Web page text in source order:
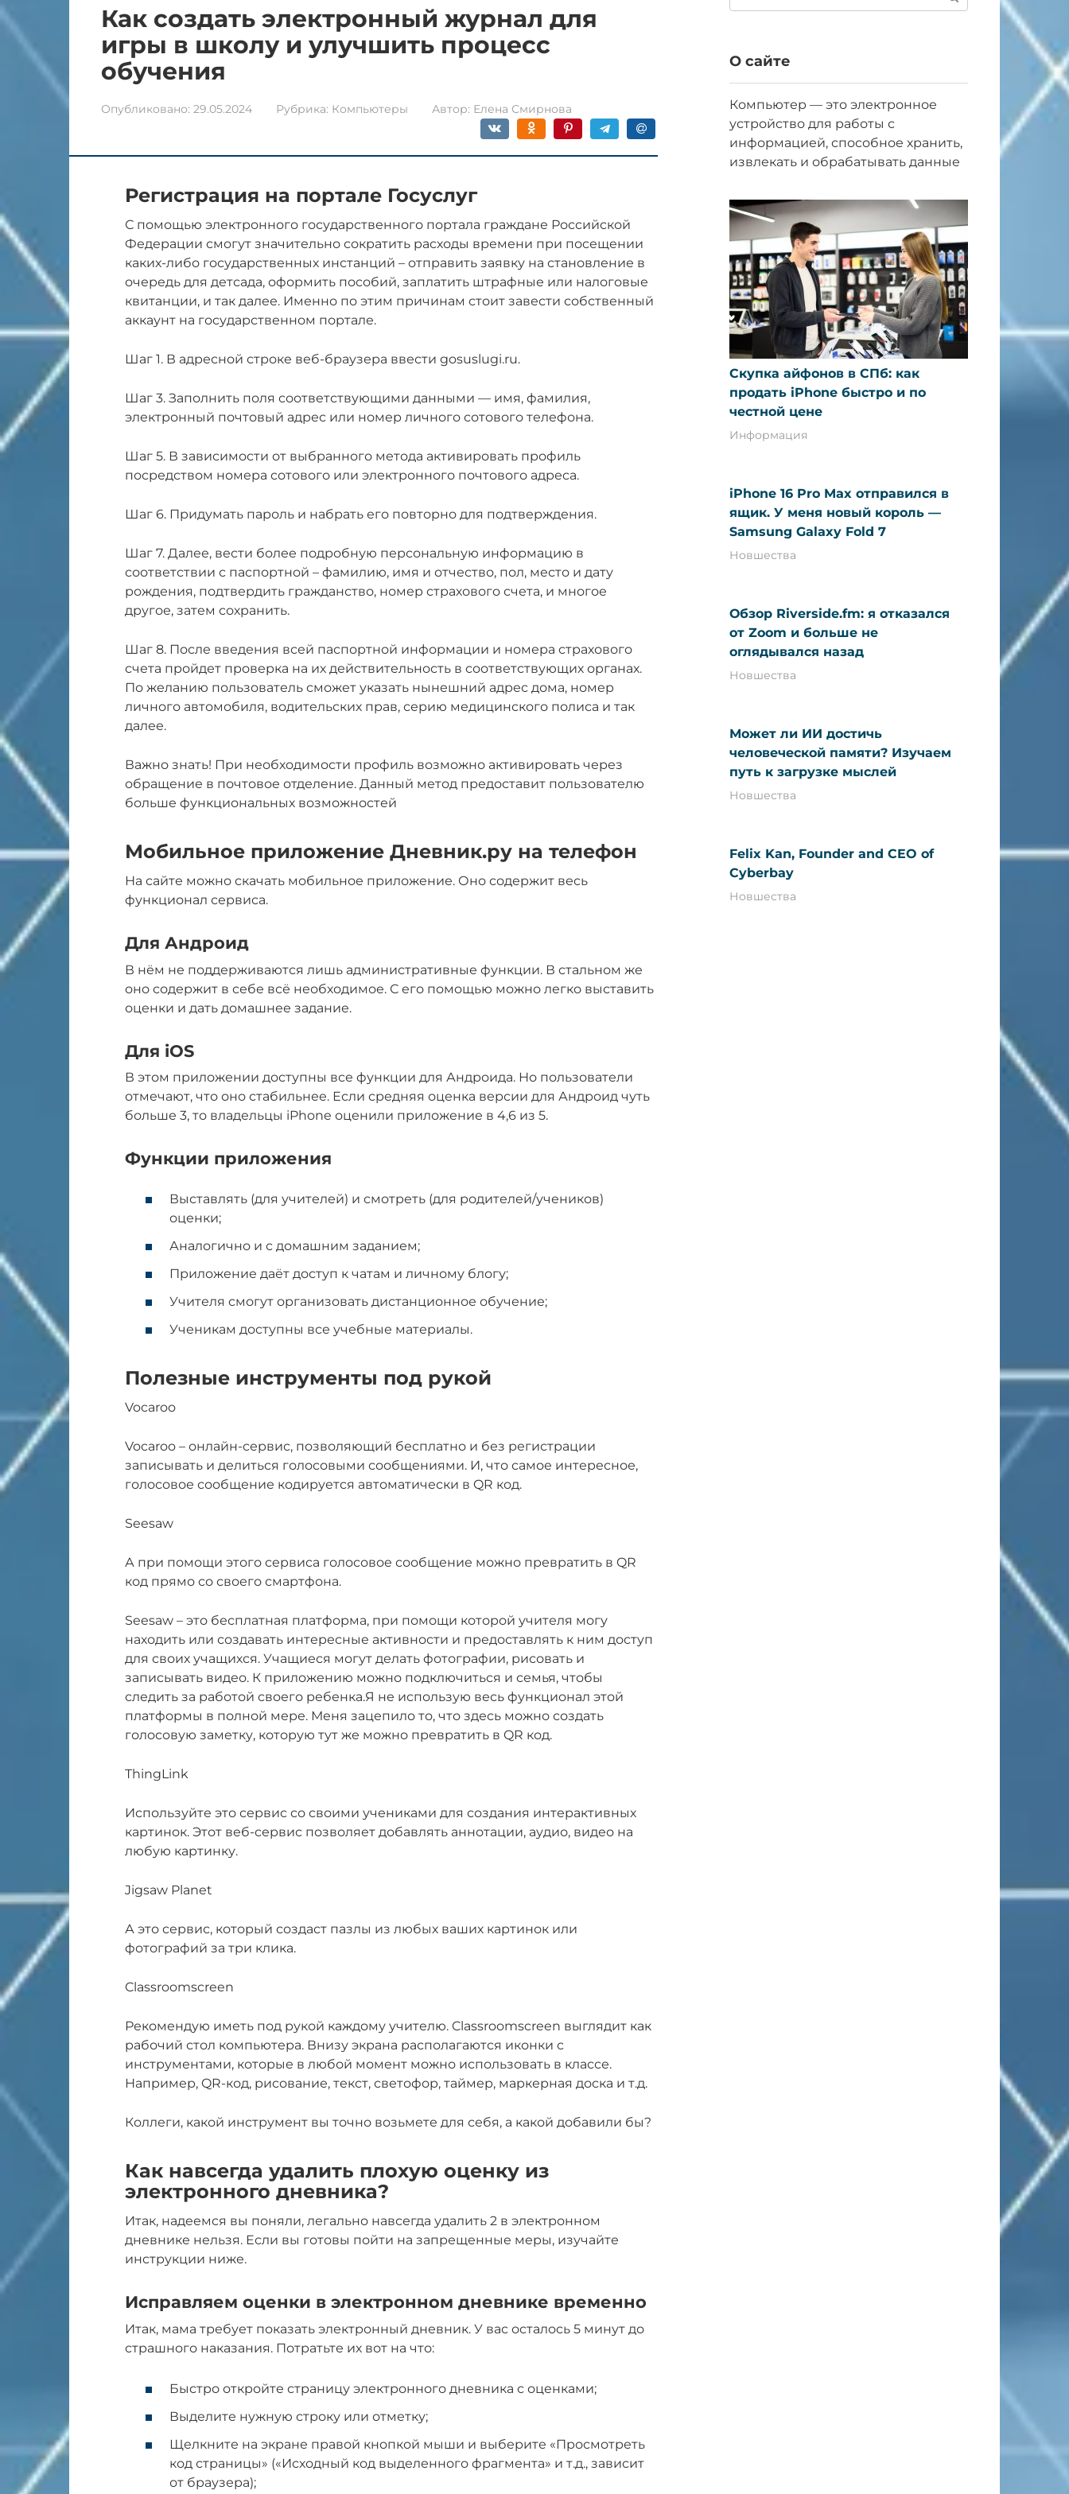
Как создать электронный журнал для
игры в школу и улучшить процесс
обучения
Опубликовано: 29.05.2024 Рубрика: Компьютеры Автор: Елена Смирнова
Регистрация на портале Госуслуг
С помощью электронного государственного портала граждане Российской
Федерации смогут значительно сократить расходы времени при посещении
каких-либо государственных инстанций – отправить заявку на становление в
очередь для детсада, оформить пособий, заплатить штрафные или налоговые
квитанции, и так далее. Именно по этим причинам стоит завести собственный
аккаунт на государственном портале.
Шаг 1. В адресной строке веб-браузера ввести gosuslugi.ru.
Шаг 3. Заполнить поля соответствующими данными — имя, фамилия,
электронный почтовый адрес или номер личного сотового телефона.
Шаг 5. В зависимости от выбранного метода активировать профиль
посредством номера сотового или электронного почтового адреса.
Шаг 6. Придумать пароль и набрать его повторно для подтверждения.
Шаг 7. Далее, вести более подробную персональную информацию в
соответствии с паспортной – фамилию, имя и отчество, пол, место и дату
рождения, подтвердить гражданство, номер страхового счета, и многое
другое, затем сохранить.
Шаг 8. После введения всей паспортной информации и номера страхового
счета пройдет проверка на их действительность в соответствующих органах.
По желанию пользователь сможет указать нынешний адрес дома, номер
личного автомобиля, водительских прав, серию медицинского полиса и так
далее.
Важно знать! При необходимости профиль возможно активировать через
обращение в почтовое отделение. Данный метод предоставит пользователю
больше функциональных возможностей
Мобильное приложение Дневник.ру на телефон
На сайте можно скачать мобильное приложение. Оно содержит весь
функционал сервиса.
Для Андроид
В нём не поддерживаются лишь административные функции. В стальном же
оно содержит в себе всё необходимое. С его помощью можно легко выставить
оценки и дать домашнее задание.
Для iOS
В этом приложении доступны все функции для Андроида. Но пользователи
отмечают, что оно стабильнее. Если средняя оценка версии для Андроид чуть
больше 3, то владельцы iPhone оценили приложение в 4,6 из 5.
Функции приложения
Выставлять (для учителей) и смотреть (для родителей/учеников)
оценки;
Аналогично и с домашним заданием;
Приложение даёт доступ к чатам и личному блогу;
Учителя смогут организовать дистанционное обучение;
Ученикам доступны все учебные материалы.
Полезные инструменты под рукой
Vocaroo
Vocaroo – онлайн-сервис, позволяющий бесплатно и без регистрации
записывать и делиться голосовыми сообщениями. И, что самое интересное,
голосовое сообщение кодируется автоматически в QR код.
Seesaw
А при помощи этого сервиса голосовое сообщение можно превратить в QR
код прямо со своего смартфона.
Seesaw – это бесплатная платформа, при помощи которой учителя могу
находить или создавать интересные активности и предоставлять к ним доступ
для своих учащихся. Учащиеся могут делать фотографии, рисовать и
записывать видео. К приложению можно подключиться и семья, чтобы
следить за работой своего ребенка.Я не использую весь функционал этой
платформы в полной мере. Меня зацепило то, что здесь можно создать
голосовую заметку, которую тут же можно превратить в QR код.
ThingLink
Используйте это сервис со своими учениками для создания интерактивных
картинок. Этот веб-сервис позволяет добавлять аннотации, аудио, видео на
любую картинку.
Jigsaw Planet
А это сервис, который создаст пазлы из любых ваших картинок или
фотографий за три клика.
Classroomscreen
Рекомендую иметь под рукой каждому учителю. Classroomscreen выглядит как
рабочий стол компьютера. Внизу экрана располагаются иконки с
инструментами, которые в любой момент можно использовать в классе.
Например, QR-код, рисование, текст, светофор, таймер, маркерная доска и т.д.
Коллеги, какой инструмент вы точно возьмете для себя, а какой добавили бы?
Как навсегда удалить плохую оценку из
электронного дневника?
Итак, надеемся вы поняли, легально навсегда удалить 2 в электронном
дневнике нельзя. Если вы готовы пойти на запрещенные меры, изучайте
инструкции ниже.
Исправляем оценки в электронном дневнике временно
Итак, мама требует показать электронный дневник. У вас осталось 5 минут до
страшного наказания. Потратьте их вот на что:
Быстро откройте страницу электронного дневника с оценками;
Выделите нужную строку или отметку;
Щелкните на экране правой кнопкой мыши и выберите «Просмотреть
код страницы» («Исходный код выделенного фрагмента» и т.д., зависит
от браузера);
О сайте
Компьютер — это электронное
устройство для работы с
информацией, способное хранить,
извлекать и обрабатывать данные
Скупка айфонов в СПб: как
продать iPhone быстро и по
честной цене
Информация
iPhone 16 Pro Max отправился в
ящик. У меня новый король —
Samsung Galaxy Fold 7
Новшества
Обзор Riverside.fm: я отказался
от Zoom и больше не
оглядывался назад
Новшества
Может ли ИИ достичь
человеческой памяти? Изучаем
путь к загрузке мыслей
Новшества
Felix Kan, Founder and CEO of
Cyberbay
Новшества